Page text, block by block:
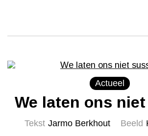
Actueel
We laten ons
Tekst Jarmo Berkhout Beeld